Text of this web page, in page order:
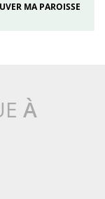
MA PAROISSE
À